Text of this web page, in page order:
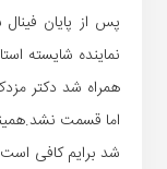
پس از پایان
نماینده شایسته
همراه شد دکتر
اما قسمت
شد برایم کافی